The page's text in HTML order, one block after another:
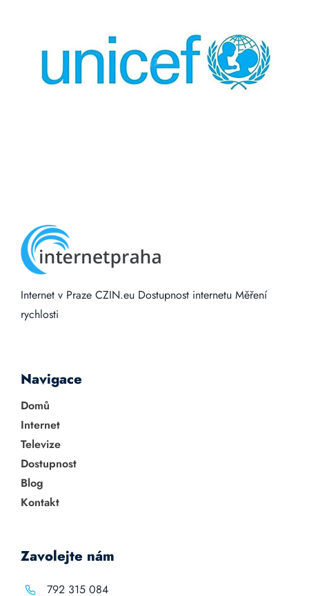
Internet v Praze CZIN.eu Dostupnost internetu Měření
rychlosti
Navigace
Domů
Internet
Televize
Dostupnost
Blog
Kontakt
Zavolejte nám
792 315 084